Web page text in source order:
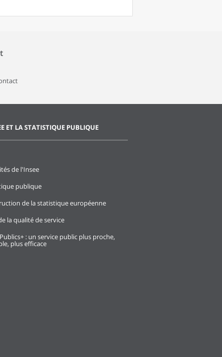
ET LA STATISTIQUE PUBLIQUE
de l'Insee
publique
de la statistique européenne
la qualité de service
: un service public plus proche,
plus efficace